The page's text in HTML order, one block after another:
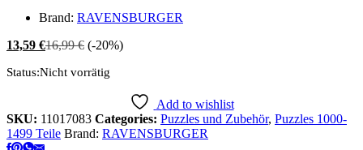
Brand: RAVENSBURGER
13,59 €16,99€ (-20%)
Status:Nicht vorrätig
Add to wishlist
SKU: 11017083 Categories: Puzzles und Zubehör, Puzzles 1000-
1499 Teile Brand: RAVENSBURGER